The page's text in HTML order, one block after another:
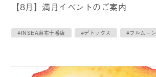
【8月】満月イベントのご案内
#INSEA麻布十番店 #デトックス #フルムーン